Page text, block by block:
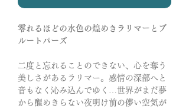
零れるほどの水色の煌めきラリマーとブ
ルートパーズ
二度と忘れることのできない、心を奪う
美しさがあるラリマー。感情の深部へと
音もなく沁み込んでゆく…世界がまだ夢
から醒めきらない夜明け前の儚い空気が